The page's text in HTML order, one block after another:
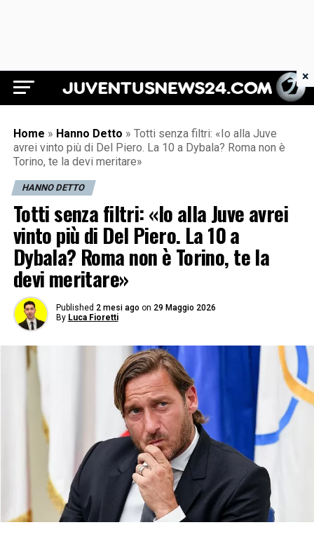
Juventus News 24
Home » Hanno Detto » Totti senza filtri: «Io alla Juve
avrei vinto più di Del Piero. La 10 a Dybala? Roma non è
Torino, te la devi meritare»
HANNO DETTO
Totti senza filtri: «Io alla Juve avrei
vinto più di Del Piero. La 10 a
Dybala? Roma non è Torino, te la
devi meritare»
Published 2 mesi ago on 29 Maggio 2026
By Luca Fioretti
×